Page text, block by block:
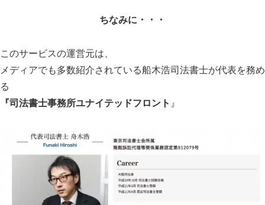
『司法書士事務所ユナイテッドフロント
しかも激アツなのがコレ↓